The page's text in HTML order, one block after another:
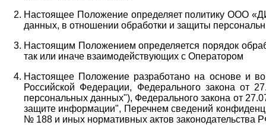
Настоящее Положение определяет политику ООО
данных, в отношении обработки и защиты
Настоящим Положением определяется порядок
так или иначе взаимодействующих с Оператором
Настоящее Положение разработано на основе и во
Российской Федерации, Федерального закона
персональных данных"), Федерального закона от
защите информации", Перечнем сведений
№ 188 и иных нормативных актов законодательства